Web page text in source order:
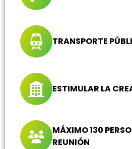
TRANSPORTE
ESTIMULAR LA
MÁXIMO 130
REUNIÓN